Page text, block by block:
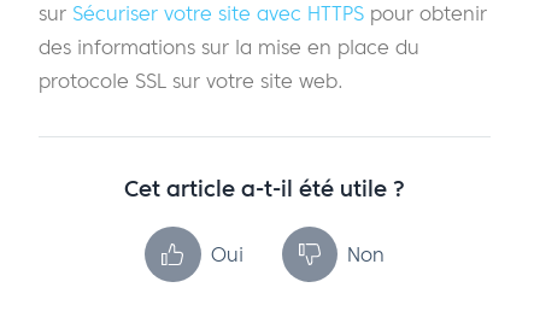
sur Sécuriser votre site avec HTTPS pour obtenir
des informations sur la mise en place du
protocole SSL sur votre site web.
Cet article a-t-il été utile ?
Oui Non